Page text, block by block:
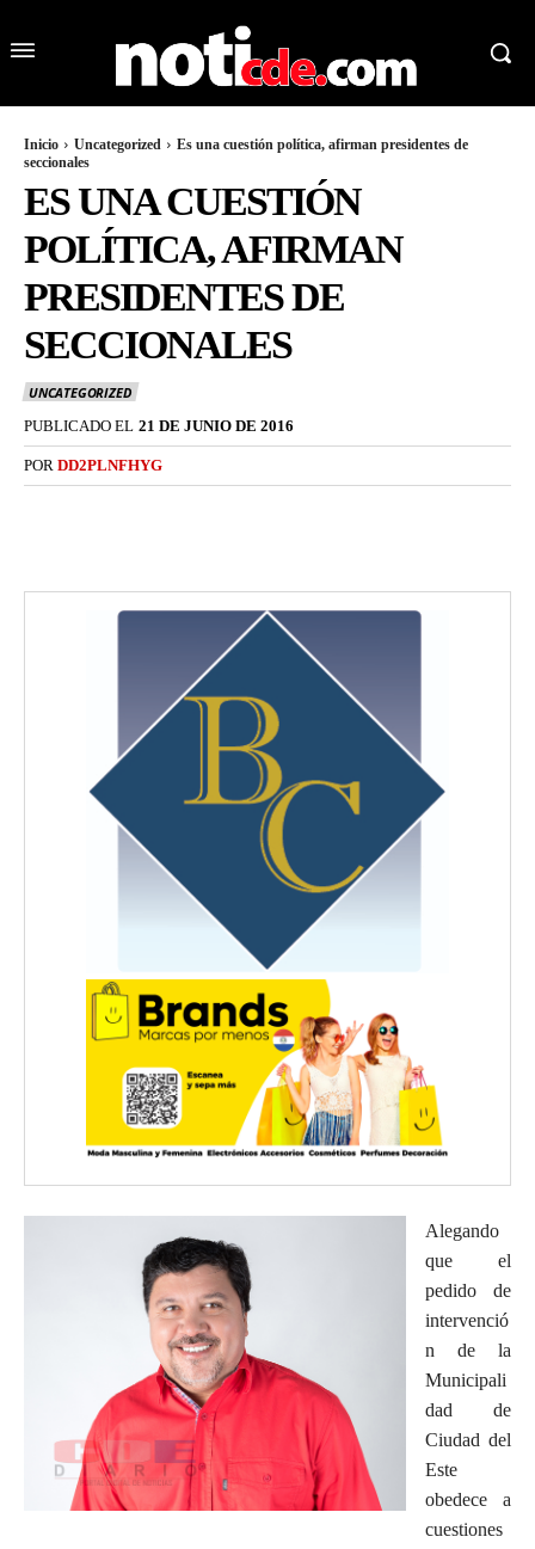
Inicio Uncategorized
Es una cuestión política, afirman presidentes de
seccionales
ES UNA CUESTIÓN
POLÍTICA, AFIRMAN
PRESIDENTES DE
SECCIONALES
UNCATEGORIZED
PUBLICADO EL 21 DE JUNIO DE 2016
POR DD2PLNFHYG
Alegando
que el
pedido de
intervenció
n de la
Municipali
dad de
Ciudad del
Este
obedece a
cuestiones